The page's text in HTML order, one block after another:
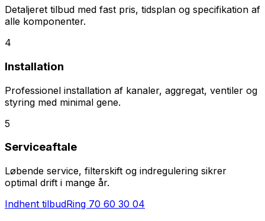
Detaljeret tilbud med fast pris, tidsplan og specifikation af
alle komponenter.
4
Installation
Professionel installation af kanaler, aggregat, ventiler og
styring med minimal gene.
5
Serviceaftale
Løbende service, filterskift og indregulering sikrer
optimal drift i mange år.
Indhent tilbudRing 70 60 30 04